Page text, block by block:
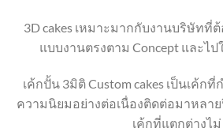
3D cakes เหมาะมากกับงานบริษัทที่
แบบงานตรงตาม Concept และไ
เค้กปั้น 3มิติ Custom cakes เป็นเค้ก
ความนิยมอย่างต่อเนื่องติดต่อมาหลา
เค้กที่แตกต่างไม่